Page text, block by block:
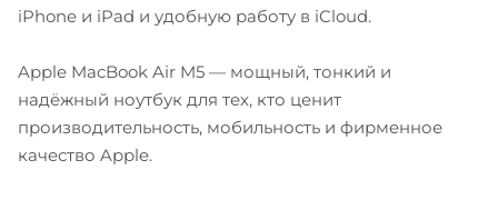
iPhone и iPad и удобную работу в iCloud.
Apple MacBook Air M5 — мощный, тонкий и
надёжный ноутбук для тех, кто ценит
производительность, мобильность и фирменное
качество Apple.